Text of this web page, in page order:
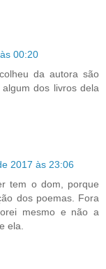
00:20
da autora são
dos livros dela
2017 às 23:06
tem o dom, porque
dos poemas. Fora
mesmo e não a
ela.